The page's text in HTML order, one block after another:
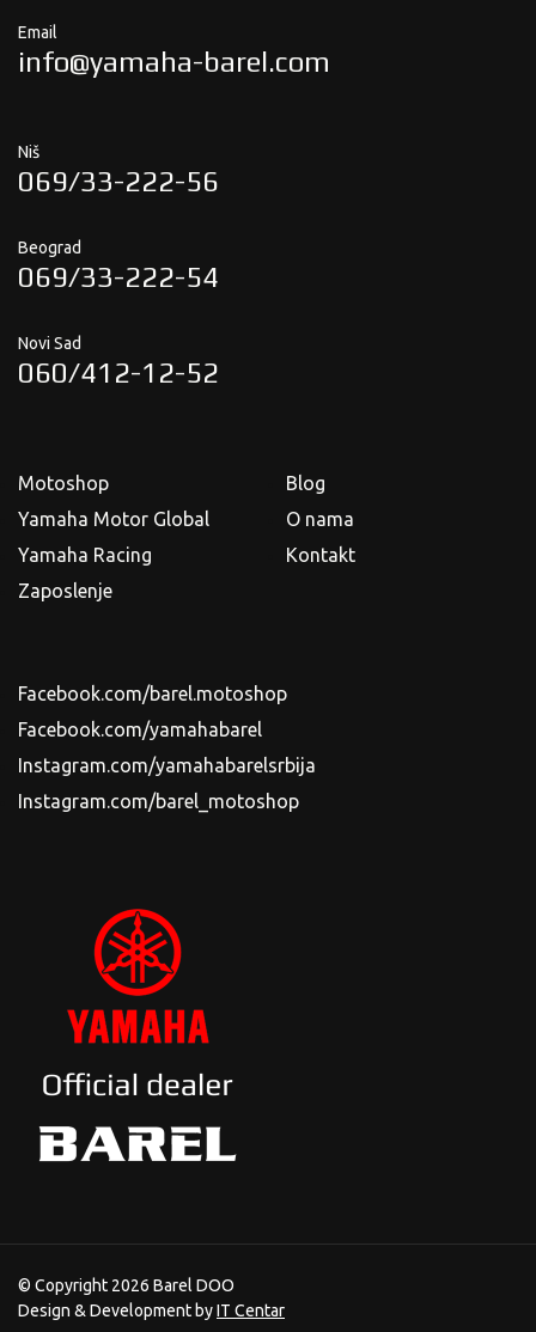
Email
info@yamaha-barel.com
Niš
069/33-222-56
Beograd
069/33-222-54
Novi Sad
060/412-12-52
Motoshop
Yamaha Motor Global
Yamaha Racing
Zaposlenje
Blog
O nama
Kontakt
Facebook.com/barel.motoshop
Facebook.com/yamahabarel
Instagram.com/yamahabarelsrbija
Instagram.com/barel_motoshop
© Copyright 2026 Barel DOO
Design & Development byIT Centar